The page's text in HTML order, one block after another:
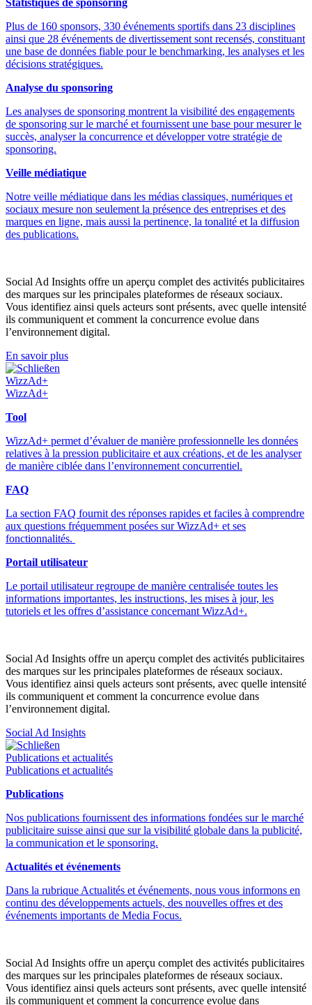
Statistiques de sponsoring
Plus de 160 sponsors, 330 événements sportifs dans 23 disciplines
ainsi que 28 événements de divertissement sont recensés, constituant
une base de données fiable pour le benchmarking, les analyses et les
décisions stratégiques.
Analyse du sponsoring
Les analyses de sponsoring montrent la visibilité des engagements
de sponsoring sur le marché et fournissent une base pour mesurer le
succès, analyser la concurrence et développer votre stratégie de
sponsoring.
Veille médiatique
Notre veille médiatique dans les médias classiques, numériques et
sociaux mesure non seulement la présence des entreprises et des
marques en ligne, mais aussi la pertinence, la tonalité et la diffusion
des publications.
Social Ad Insights offre un aperçu complet des activités publicitaires
des marques sur les principales plateformes de réseaux sociaux.
Vous identifiez ainsi quels acteurs sont présents, avec quelle intensité
ils communiquent et comment la concurrence evolue dans
l’environnement digital.
En savoir plus
Schließen
WizzAd+
WizzAd+
Tool
WizzAd+ permet d’évaluer de manière professionnelle les données
relatives à la pression publicitaire et aux créations, et de les analyser
de manière ciblée dans l’environnement concurrentiel.
FAQ
La section FAQ fournit des réponses rapides et faciles à comprendre
aux questions fréquemment posées sur WizzAd+ et ses
fonctionnalités.
Portail utilisateur
Le portail utilisateur regroupe de manière centralisée toutes les
informations importantes, les instructions, les mises à jour, les
tutoriels et les offres d’assistance concernant WizzAd+.
Social Ad Insights offre un aperçu complet des activités publicitaires
des marques sur les principales plateformes de réseaux sociaux.
Vous identifiez ainsi quels acteurs sont présents, avec quelle intensité
ils communiquent et comment la concurrence evolue dans
l’environnement digital.
Social Ad Insights
Schließen
Publications et actualités
Publications et actualités
Publications
Nos publications fournissent des informations fondées sur le marché
publicitaire suisse ainsi que sur la visibilité globale dans la publicité,
la communication et le sponsoring.
Actualités et événements
Dans la rubrique Actualités et événements, nous vous informons en
continu des développements actuels, des nouvelles offres et des
événements importants de Media Focus.
Social Ad Insights offre un aperçu complet des activités publicitaires
des marques sur les principales plateformes de réseaux sociaux.
Vous identifiez ainsi quels acteurs sont présents, avec quelle intensité
ils communiquent et comment la concurrence evolue dans